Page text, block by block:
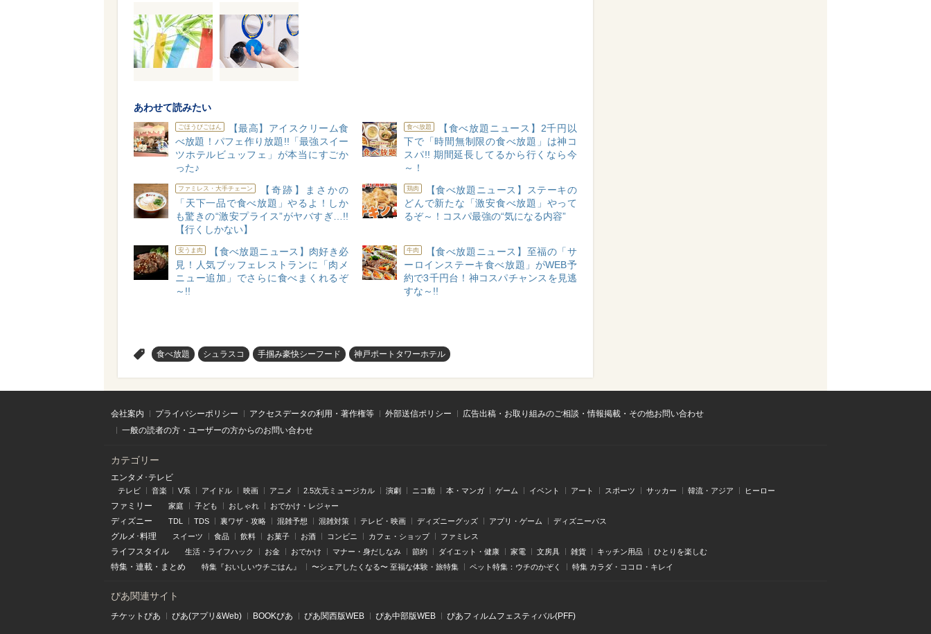
あわせて読みたい
ごほうびごはん
【最高】アイスクリーム食
べ放題！パフェ作り放題!!「最強スイー
ツホテルビュッフェ」が本当にすごか
った♪
食べ放題
【食べ放題ニュース】2千円以
下で「時間無制限の食べ放題」は神コ
スパ!! 期間延長してるから行くなら今
～！
ファミレス・大手チェーン
【奇跡】まさかの
「天下一品で食べ放題」やるよ！しか
も驚きの“激安プライス”がヤバすぎ…!!
【行くしかない】
鶏肉
【食べ放題ニュース】ステーキの
どんで新たな「激安食べ放題」やって
るぞ～！コスパ最強の“気になる内容”
安うま肉
【食べ放題ニュース】肉好き必
見！人気ブッフェレストランに「肉メ
ニュー追加」でさらに食べまくれるぞ
～!!
牛肉
【食べ放題ニュース】至福の「サ
ーロインステーキ食べ放題」がWEB予
約で3千円台！神コスパチャンスを見逃
すな～!!
食べ放題 シュラスコ 手掴み豪快シーフード 神戸ポートタワーホテル
会社案内 プライバシーポリシー アクセスデータの利用・著作権等 外部送信ポリシー
広告出稿・お取り組みのご相談・情報掲載・その他お問い合わせ
一般の読者の方・ユーザーの方からのお問い合わせ
カテゴリー
エンタメ･テレビ
テレビ 音楽 V系 アイドル 映画 アニメ 2.5次元ミュージカル 演劇 ニコ動 本・マンガ ゲーム イベント アート スポーツ サッカー 韓流・アジア ヒーロー
ファミリー 家庭 子ども おしゃれ おでかけ・レジャー
ディズニー TDL TDS 裏ワザ・攻略 混雑予想 混雑対策 テレビ・映画 ディズニーグッズ アプリ・ゲーム ディズニーパス
グルメ･料理 スイーツ 食品 飲料 お菓子 お酒 コンビニ カフェ・ショップ ファミレス
ライフスタイル 生活・ライフハック お金 おでかけ マナー・身だしなみ 節約 ダイエット・健康 家電 文房具 雑貨 キッチン用品 ひとりを楽しむ
特集 ・ 連載 ・ まとめ 特集『おいしいウチごはん』 〜シェアしたくなる〜 至福な体験・旅特集 ペット特集：ウチのかぞく 特集 カラダ・ココロ・キレイ
ぴあ関連サイト
チケットぴあ ぴあ(アプリ&Web) BOOKぴあ ぴあ関⻄版WEB ぴあ中部版WEB ぴあフィルムフェスティバル(PFF)